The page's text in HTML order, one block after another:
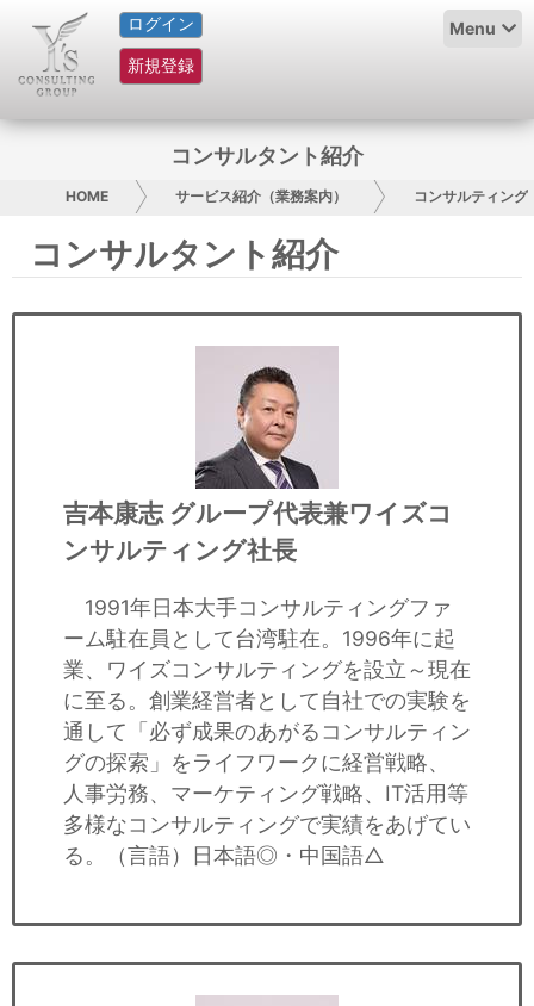
ログイン
新規登録
Menu
HOME
サービス紹介
グループ概要
採用情報
お問い合わせ
セミナー
経済ニュース
労務顧問
ＩＴ
飲食店情報
コンサルタント紹介
HOME サービス紹介（業務案内） コンサルティング
コンサルタント紹介
吉本康志 グループ代表兼ワイズコ
ンサルティング社長
1991年日本大手コンサルティングファ
ーム駐在員として台湾駐在。1996年に起
業、ワイズコンサルティングを設立～現在
に至る。創業経営者として自社での実験を
通して「必ず成果のあがるコンサルティン
グの探索」をライフワークに経営戦略、
人事労務、マーケティング戦略、IT活用等
多様なコンサルティングで実績をあげてい
る。（言語）日本語◎・中国語△